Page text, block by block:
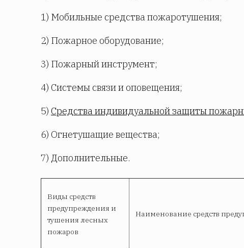
1) Мобильные средства пожаротушения;
2) Пожарное оборудование;
3) Пожарный инструмент;
4) Системы связи и оповещения;
5) Средства индивидуальной защиты
6) Огнетушащие вещества;
7) Дополнительные.
Виды средств
предупреждения и
тушения лесных
пожаров
Наименование средств